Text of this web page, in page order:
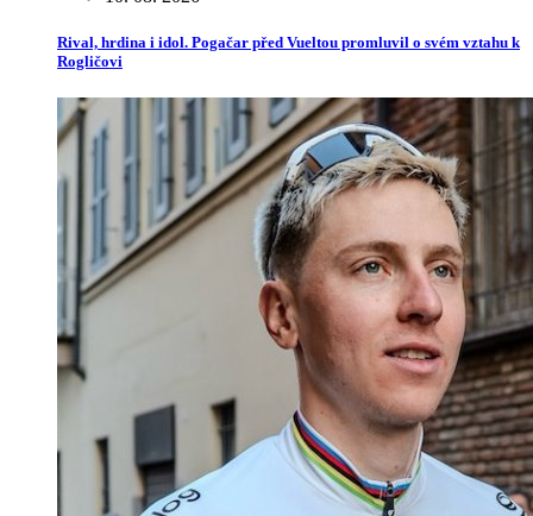
Rival, hrdina i idol. Pogačar před Vueltou promluvil o svém vztahu k
Rogličovi